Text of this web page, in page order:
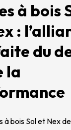
à bois
:
du
la
à bois Sol et Nex